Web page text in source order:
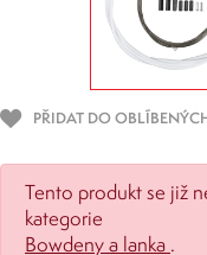
PŘIDAT DO
Tento produkt se již
kategorie
Bowdeny a lanka .